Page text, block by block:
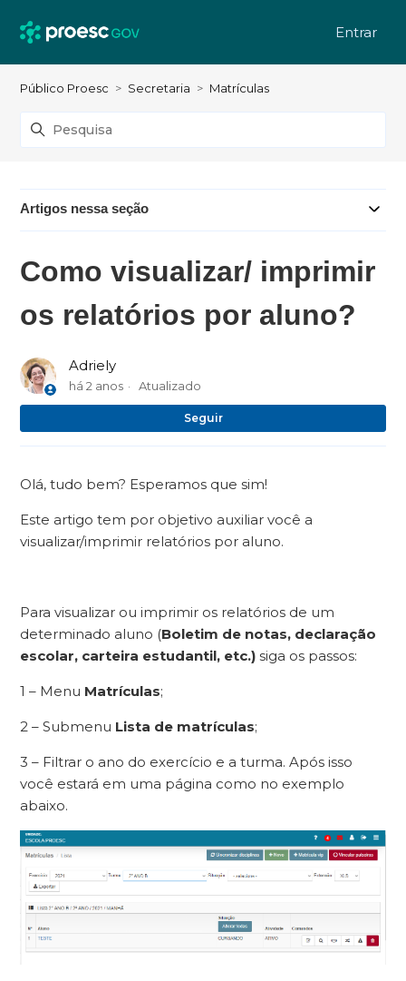
Entrar
Público Proesc Secretaria Matrículas
Artigos nessa seção
Como visualizar/ imprimir
os relatórios por aluno?
Adriely
há 2 anos Atualizado
Seguir
Olá, tudo bem? Esperamos que sim!
Este artigo tem por objetivo auxiliar você a
visualizar/imprimir relatórios por aluno.
Para visualizar ou imprimir os relatórios de um
determinado aluno (Boletim de notas, declaração
escolar, carteira estudantil, etc.)siga os passos:
1 – Menu Matrículas;
2 – Submenu Lista de matrículas;
3 – Filtrar o ano do exercício e a turma. Após isso
você estará em uma página como no exemplo
abaixo.